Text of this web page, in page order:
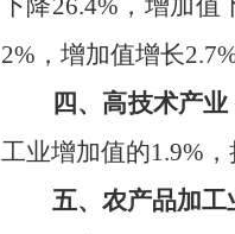
下降26.4% ，增加值
2% ，增加值增长
四、高技术产业
工业增加值的1.9%
五、 农产品加工